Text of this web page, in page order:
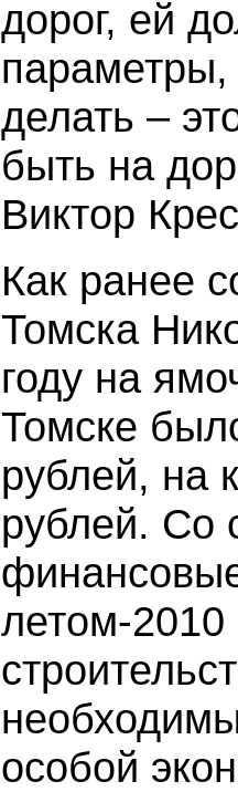
дорог, ей
параметры,
делать –
быть на
Виктор
Как ранее
Томска
году на
Томске
рублей, на
рублей. Со
летом-
особой